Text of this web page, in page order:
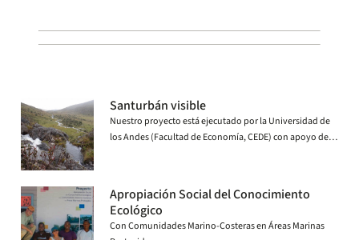
Santurbán visible
Nuestro proyecto está ejecutado por la Universidad de
los Andes (Facultad de Economía, CEDE) con apoyo de
Apropiación Social del Conocimiento
Ecológico
Con Comunidades Marino-Costeras en Áreas Marinas